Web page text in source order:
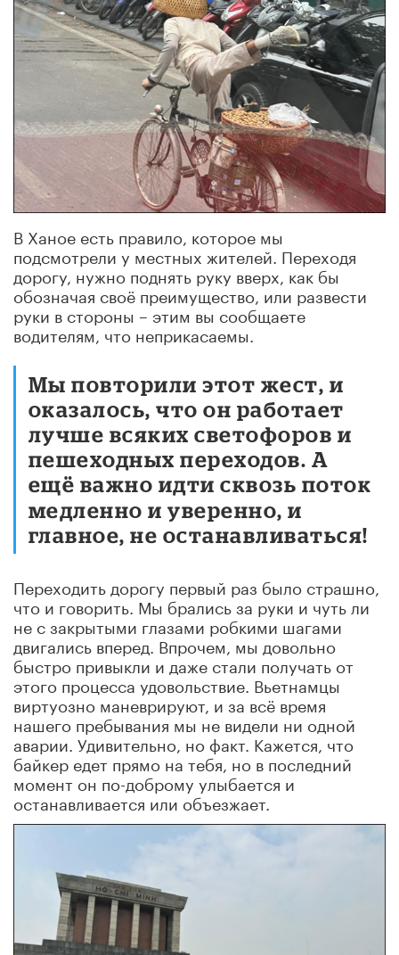
В Ханое есть правило, которое мы
подсмотрели у местных жителей. Переходя
дорогу, нужно поднять руку вверх, как бы
обозначая своё преимущество, или развести
руки в стороны – этим вы сообщаете
водителям, что неприкасаемы.
Мы повторили этот жест, и
оказалось, что он работает
лучше всяких светофоров и
пешеходных переходов. А
ещё важно идти сквозь поток
медленно и уверенно, и
главное, не останавливаться!
Переходить дорогу первый раз было страшно,
что и говорить. Мы брались за руки и чуть ли
не с закрытыми глазами робкими шагами
двигались вперед. Впрочем, мы довольно
быстро привыкли и даже стали получать от
этого процесса удовольствие. Вьетнамцы
виртуозно маневрируют, и за всё время
нашего пребывания мы не видели ни одной
аварии. Удивительно, но факт. Кажется, что
байкер едет прямо на тебя, но в последний
момент он по-доброму улыбается и
останавливается или объезжает.